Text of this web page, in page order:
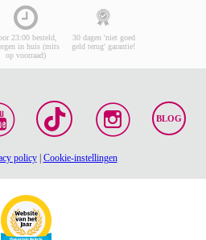
23:00 besteld,
in huis (mits
op voorraad)
30 dagen 'niet goed
geld terug' garantie!
BLOG
policy| Cookie-instellingen